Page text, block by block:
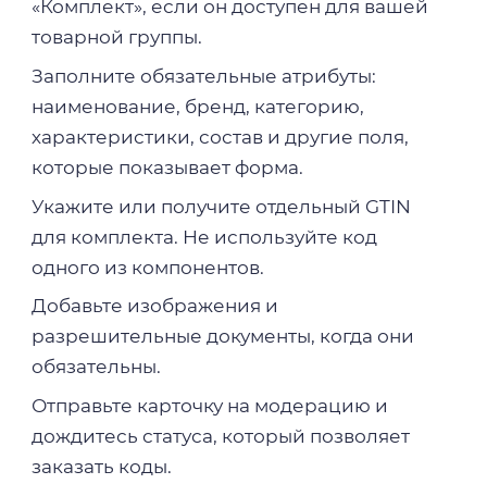
«Комплект», если он доступен для вашей
товарной группы.
Заполните обязательные атрибуты:
наименование, бренд, категорию,
характеристики, состав и другие поля,
которые показывает форма.
Укажите или получите отдельный GTIN
для комплекта. Не используйте код
одного из компонентов.
Добавьте изображения и
разрешительные документы, когда они
обязательны.
Отправьте карточку на модерацию и
дождитесь статуса, который позволяет
заказать коды.